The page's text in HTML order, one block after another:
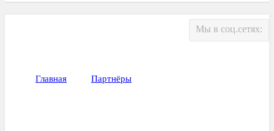
Мы в соц.сетях:
Главная Партнёры